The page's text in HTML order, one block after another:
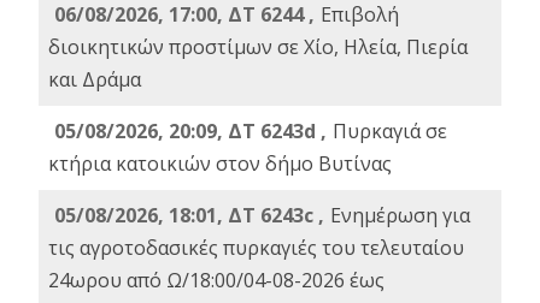
06/08/2026, 17:00, ΔΤ 6244 , Επιβολή
διοικητικών προστίμων σε Χίο, Ηλεία, Πιερία
και Δράμα
05/08/2026, 20:09, ΔΤ 6243d , Πυρκαγιά σε
κτήρια κατοικιών στον δήμο Βυτίνας
05/08/2026, 18:01, ΔΤ 6243c , Ενημέρωση για
τις αγροτοδασικές πυρκαγιές του τελευταίου
24ωρου από Ω/18:00/04-08-2026 έως